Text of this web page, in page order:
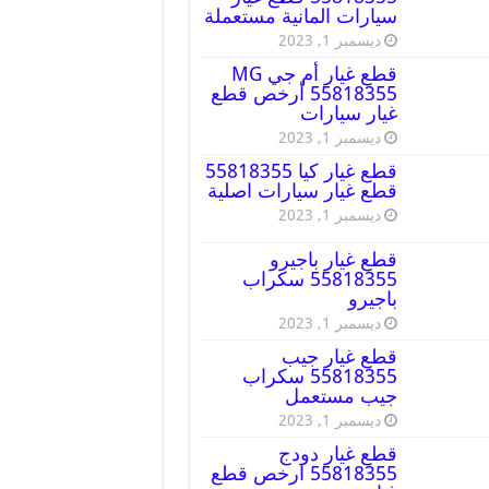
سيارات المانية مستعملة
ديسمبر 1, 2023
قطع غيار أم جي MG
55818355 أرخص قطع
غيار سيارات
ديسمبر 1, 2023
قطع غيار كيا 55818355
قطع غيار سيارات اصلية
ديسمبر 1, 2023
قطع غيار باجيرو
55818355 سكراب
باجيرو
ديسمبر 1, 2023
قطع غيار جيب
55818355 سكراب
جيب مستعمل
ديسمبر 1, 2023
قطع غيار دودج
55818355 ارخص قطع